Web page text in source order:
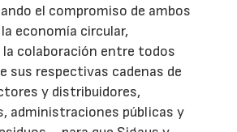
el compromiso de ambos
economía circular,
colaboración entre todos
sus respectivas cadenas de
y distribuidores,
administraciones públicas y